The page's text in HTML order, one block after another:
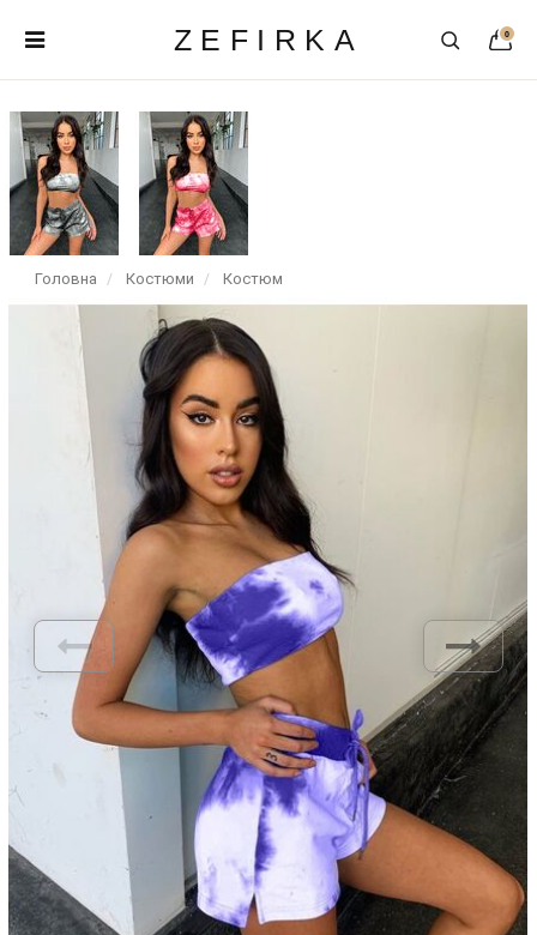
ZEFIRKA 0
Головна Костюми Костюм